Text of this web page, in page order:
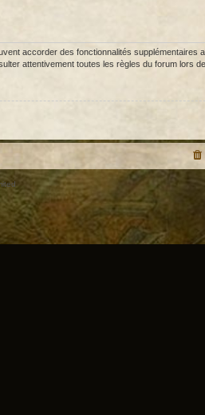
accorder des fonctionnalités supplémentaires
attentivement toutes les règles du forum lors